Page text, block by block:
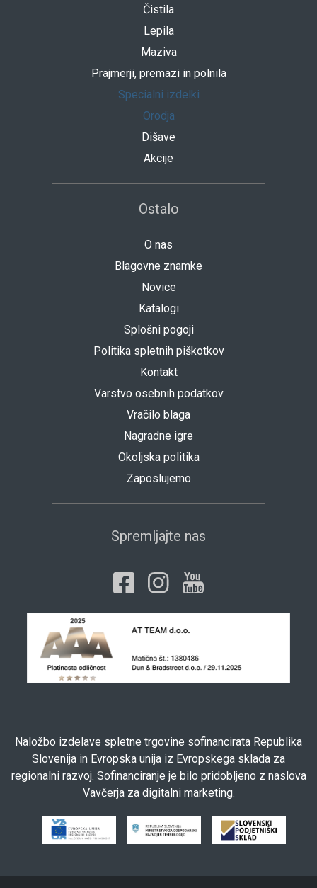
Čistila
Lepila
Maziva
Prajmerji, premazi in polnila
Specialni izdelki
Orodja
Dišave
Akcije
Ostalo
O nas
Blagovne znamke
Novice
Katalogi
Splošni pogoji
Politika spletnih piškotkov
Kontakt
Varstvo osebnih podatkov
Vračilo blaga
Nagradne igre
Okoljska politika
Zaposlujemo
Spremljajte nas
Naložbo izdelave spletne trgovine sofinancirata Republika
Slovenija in Evropska unija iz Evropskega sklada za
regionalni razvoj. Sofinanciranje je bilo pridobljeno z naslova
Vavčerja za digitalni marketing.